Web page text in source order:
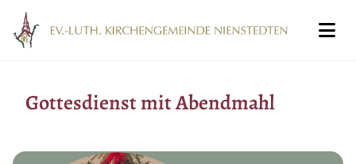
Gottesdienst mit Abendmahl